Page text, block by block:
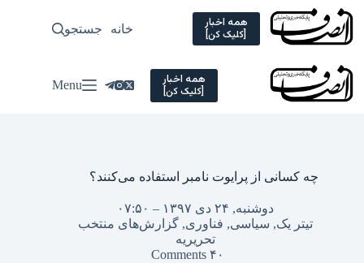
Skip
content
همه اخبار
[کلیک کن] خانه سیاسی
جستجو
همه اخبار
[کلیک کن] Menu
چه کسانی از پرایوت نامبر استفاده می‌کنند؟
دوشنبه, ۲۴ دی ۱۳۹۷ – ۰۷:۵۰
تیتر یک, سیاسی, فناوری, گزارش‌های منتخب
تحریریه
۴۰ Comments